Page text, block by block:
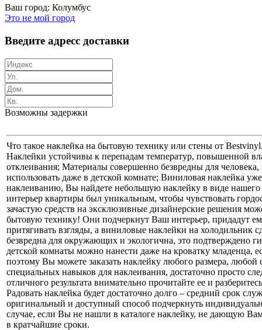
Ваш город: Колумбус
Это не мой город
Введите адресс доставки
Возможны задержки
Что такое наклейка на бытовую технику или стены от
Наклейки устойчивы к перепадам температур, повышенной
отклеивания; Материалы совершенно безвредны для
использовать даже в детской комнате; Виниловая наклейка
наклеиванию, Вы найдете небольшую наклейку в виде нашего
интерьер квартиры был уникальным, чтобы чувствовать
зачастую средств на эксклюзивные дизайнерские решения
бытовую технику! Они подчеркнут Ваш интерьер, придадут
притягивать взгляды, а виниловые наклейки на
безвредна для окружающих и экологична, это подтверждено
детской комнаты можно нанести даже на кроватку младенца,
поэтому Вы можете заказать наклейку любого размера,
специальных навыков для наклеивания, достаточно просто
отличного результата внимательно прочитайте ее и
Радовать наклейка будет достаточно долго – средний срок
оригинальный и доступный способ подчеркнуть
случае, если Вы не нашли в каталоге наклейку, не дающую
в кратчайшие сроки.